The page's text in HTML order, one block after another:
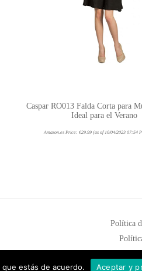
Caspar RO013 Falda Corta para
Ideal para el Verano
Amazon.es Price: €29.99 (as of 10/04/2023 07:54
Política
estás de acuerdo. Aceptar y